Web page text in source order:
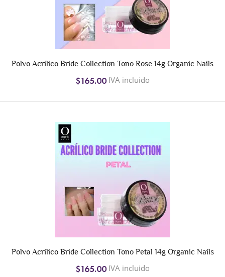
Polvo Acrílico Bride Collection Tono Rose 14g Organic Nails
$165.00IVA incluido
Polvo Acrílico Bride Collection Tono Petal 14g Organic Nails
$165.00IVA incluido